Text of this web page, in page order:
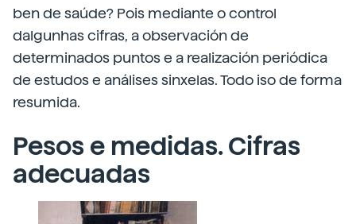
ben de saúde? Pois mediante o control
dalgunhas cifras, a observación de
determinados puntos e a realización periódica
de estudos e análises sinxelas. Todo iso de forma
resumida.
Pesos e medidas. Cifras
adecuadas